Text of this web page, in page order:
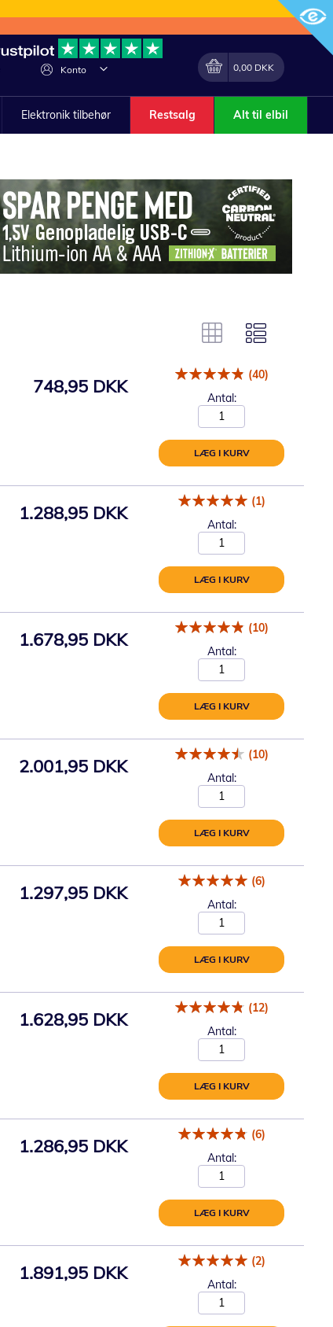
Konto
Lave
Min indkøbskurv
0,00 DKK
Elektronik tilbehør Restsalg Alt til elbil
748,95 DKK
(40)
Antal:
LÆG I KURV
1.288,95 DKK
(1)
Antal:
LÆG I KURV
1.678,95 DKK
(10)
Antal:
LÆG I KURV
2.001,95 DKK
(10)
Antal:
LÆG I KURV
1.297,95 DKK
(6)
Antal:
LÆG I KURV
1.628,95 DKK
(12)
Antal:
LÆG I KURV
1.286,95 DKK
(6)
Antal:
LÆG I KURV
1.891,95 DKK
(2)
Antal: